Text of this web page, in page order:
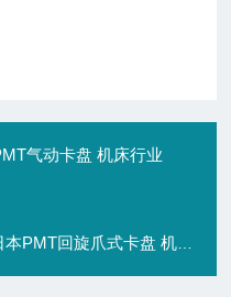
气动卡盘 机床行业
回旋爪式卡盘 机床行业